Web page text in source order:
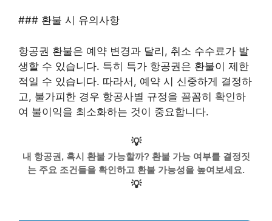
### 환불 시 유의사항
항공권 환불은 예약 변경과 달리, 취소 수수료가 발
생할 수 있습니다. 특히 특가 항공권은 환불이 제한
적일 수 있습니다. 따라서, 예약 시 신중하게 결정하
고, 불가피한 경우 항공사별 규정을 꼼꼼히 확인하
여 불이익을 최소화하는 것이 중요합니다.
💡
내 항공권, 혹시 환불 가능할까? 환불 가능 여부를 결정짓
는 주요 조건들을 확인하고 환불 가능성을 높여보세요.
💡